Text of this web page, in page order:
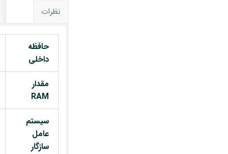
نظرات
حافظه
داخلی
مقدار
RAM
سیستم
عامل
سازگار